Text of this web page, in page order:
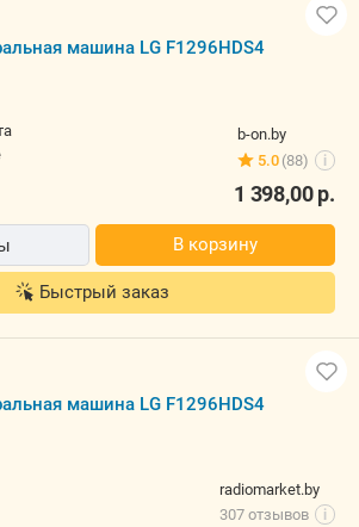
машина LG F1296HDS4
b-on.by
5.0 (88) i
1 398,00р.
В корзину
Быстрый заказ
машина LG F1296HDS4
radiomarket.by
307 отзывов
i